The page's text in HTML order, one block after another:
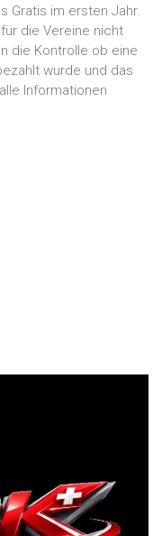
Gratis im ersten Jahr.
die Vereine nicht
die Kontrolle ob eine
wurde und das
Informationen